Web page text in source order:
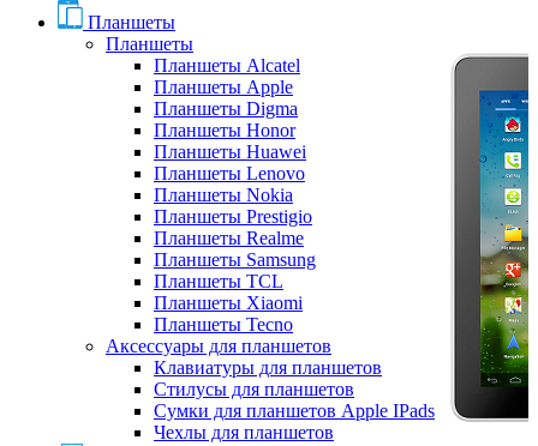
Планшеты
Планшеты
Планшеты Alcatel
Планшеты Apple
Планшеты Digma
Планшеты Honor
Планшеты Huawei
Планшеты Lenovo
Планшеты Nokia
Планшеты Prestigio
Планшеты Realme
Планшеты Samsung
Планшеты TCL
Планшеты Xiaomi
Планшеты Tecno
Аксессуары для планшетов
Клавиатуры для планшетов
Стилусы для планшетов
Сумки для планшетов Apple IPads
Чехлы для планшетов